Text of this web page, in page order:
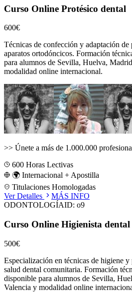
Curso Online Protésico dental
600€
Técnicas de confección y adaptación
aparatos ortodóncicos. Formación
para alumnos de Sevilla, Huelva,
modalidad online internacional.
>> Únete a más de 1.000.000
600 Horas Lectivas
🌍 Internacional + Apostilla
Titulaciones Homologadas
Ver Detalles
MÁS INFO
ODONTOLOGÍAID: o9
Curso Online Higienista dental
500€
Especialización en técnicas de higiene
salud dental comunitaria. Formación
disponible para alumnos de Sevilla,
Valencia y modalidad online